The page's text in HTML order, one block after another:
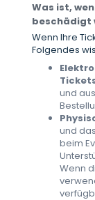
Was ist,
beschädigt
Wenn Ihre
Folgendes
und
und
beim
Wenn